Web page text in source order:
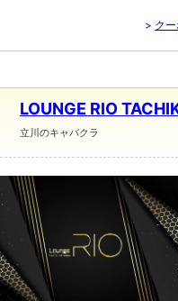
> ク
LOUNGE RIO
立川のキャバクラ